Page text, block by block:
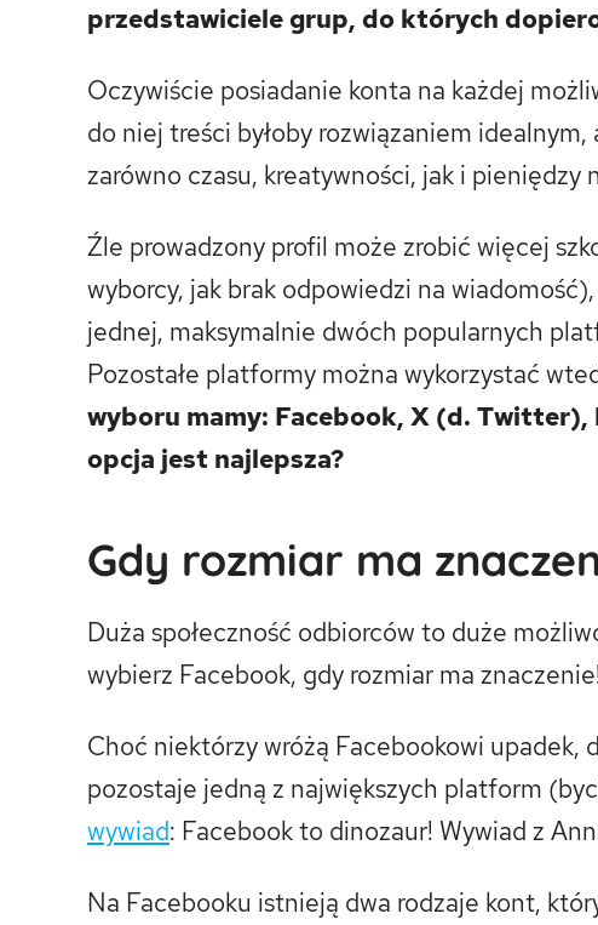
przedstawiciele grup, do których
Oczywiście posiadanie konta na każdej
do niej treści byłoby rozwiązaniem
zarówno czasu, kreatywności, jak i pieniędzy
Źle prowadzony profil może zrobić więcej
wyborcy, jak brak odpowiedzi na
jednej, maksymalnie dwóch popularnych
Pozostałe platformy można wykorzystać
wyboru mamy: Facebook, X (d.
opcja jest najlepsza?
Gdy rozmiar ma
Duża społeczność odbiorców to duże
wybierz Facebook, gdy rozmiar ma
Choć niektórzy wróżą Facebookowi upadek,
pozostaje jedną z największych platform
wywiad: Facebook to dinozaur! Wywiad z
Na Facebooku istnieją dwa rodzaje kont,